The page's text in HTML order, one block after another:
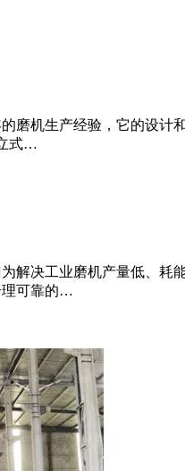
磨机生产经验，它的设
式…
解决工业磨机产量低、
理可靠的…